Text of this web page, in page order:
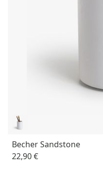
Becher Sandstone
22,90 €